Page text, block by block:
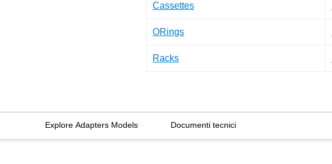
Cassettes
ORings
Racks
Explore Adapters Models Documenti tecnici